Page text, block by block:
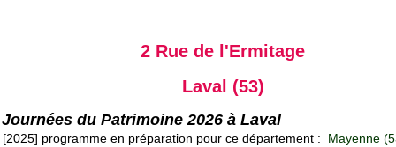
2 Rue de l'Ermitage
Laval (53)
Journées du Patrimoine 2026 à Laval
[2025] programme en préparation pour ce département : Mayenne